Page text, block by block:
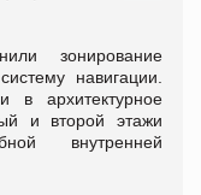
зонирование
навигации.
в архитектурное
и второй этажи
внутренней